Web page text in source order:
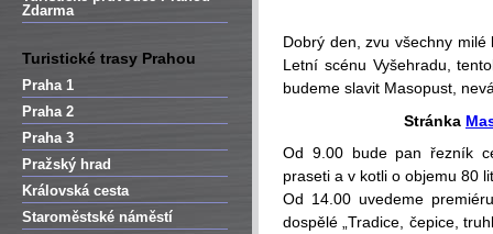
Zdarma
Turistické trasy Prahou
Praha 1
Praha 2
Praha 3
Pražský hrad
Královská cesta
Staroměstské náměstí
Dobrý den, zvu všechny
Letní scénu Vyšehradu,
budeme slavit Masopust,
Stránka
Od 9.00 bude pan řezník
praseti a v kotli o objemu 80
Od 14.00 uvedeme
dospělé „Tradice, čepice,